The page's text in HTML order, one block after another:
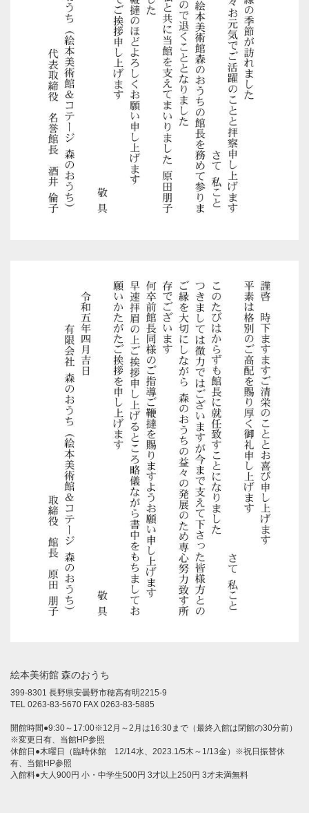
絵本美術館 森のおうち
399-8301 長野県安曇野市穂高有明2215-9
TEL 0263-83-5670 FAX 0263-83-5885
開館時間●9:30～17:00※12月～2月は16:30まで（最終入館は閉館の30分前）
※変更日有、当館HP参照
休館日●木曜日（臨時休館 12/14水、2023.1/5木～1/13金）※祝日振替休
有、当館HP参照
入館料●大人900円 小・中学生500円 3才以上250円 3才未満無料